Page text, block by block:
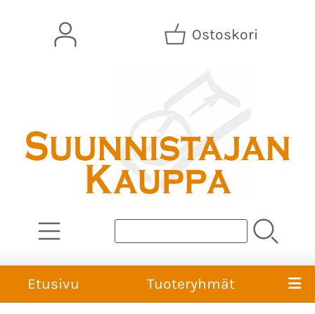
Ostoskori
Etusivu Tuoteryhmät